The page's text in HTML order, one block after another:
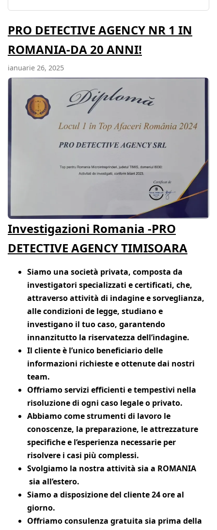
PRO DETECTIVE AGENCY NR 1 IN
ROMANIA-DA 20 ANNI!
ianuarie 26, 2025
Investigazioni Romania -PRO
DETECTIVE AGENCY TIMISOARA
Siamo una società privata, composta da
investigatori specializzati e certificati, che,
attraverso attività di indagine e sorveglianza,
alle condizioni de legge, studiano e
investigano il tuo caso, garantendo
innanzitutto la riservatezza dell’indagine.
Il cliente è l’unico beneficiario delle
informazioni richieste e ottenute dai nostri
team.
Offriamo servizi efficienti e tempestivi nella
risoluzione di ogni caso legale o privato.
Abbiamo come strumenti di lavoro le
conoscenze, la preparazione, le attrezzature
specifiche e l’esperienza necessarie per
risolvere i casi più complessi.
Svolgiamo la nostra attività sia a ROMANIA
sia all’estero.
Siamo a disposizione del cliente 24 ore al
giorno.
Offriamo consulenza gratuita sia prima della